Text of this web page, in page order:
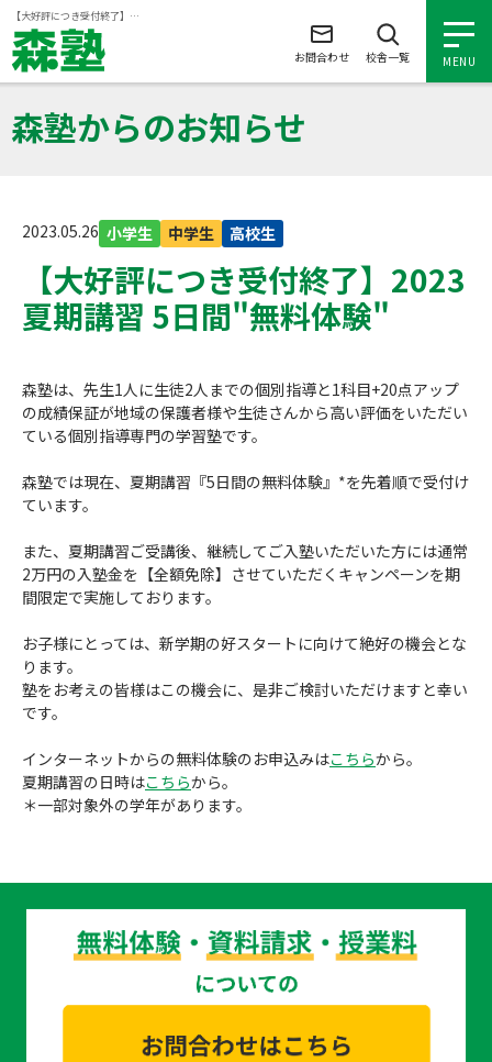
【大好評につき受付終了】2023 夏期講習 5日間"無料体験"
MENU
中学生の個別指導
高校生の個別指導
森塾を知る トップ
森塾の想い
森塾の授業料について
数字でなるほど！森塾
入塾について
入塾について トップ
塾の選び方
入塾までの流れ
無料体験授業について
森塾のお得なキャンペーン・割引制度
よくあるご質問
お電話はこちら
0120-602-607
授業料等お問合わせはこちら
校舎一覧
お問合わせ 校舎一覧
森塾からのお知らせ
2023.05.26 小学生 中学生 高校生
【大好評につき受付終了】2023
夏期講習 5日間"無料体験"
森塾は、先生1人に生徒2人までの個別指導と1科目+20点アップ
の成績保証が地域の保護者様や生徒さんから高い評価をいただい
ている個別指導専門の学習塾です。
森塾では現在、夏期講習『5日間の無料体験』*を先着順で受付け
ています。
また、夏期講習ご受講後、継続してご入塾いただいた方には通常
2万円の入塾金を【全額免除】させていただくキャンペーンを期
間限定で実施しております。
お子様にとっては、新学期の好スタートに向けて絶好の機会とな
ります。
塾をお考えの皆様はこの機会に、是非ご検討いただけますと幸い
です。
インターネットからの無料体験のお申込みはこちらから。
夏期講習の日時はこちらから。
＊一部対象外の学年があります。